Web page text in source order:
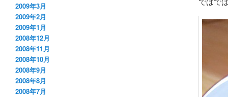
2009年3月
2009年2月
2009年1月
2008年12月
2008年11月
2008年10月
2008年9月
2008年8月
2008年7月